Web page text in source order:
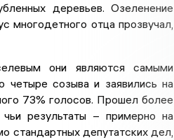
деревьев. Озеленение
многодетного отца прозвучал,
они являются самыми
четыре созыва и заявились на
73% голосов. Прошел более
результаты – примерно на
стандартных депутатских дел,